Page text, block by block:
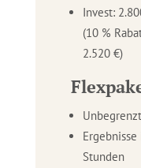
Invest:
(10 %
2.520 €)
Stunden